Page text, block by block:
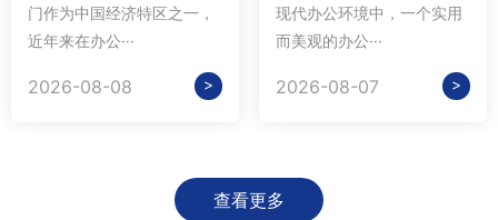
门作为中国经济特区之一，
近年来在办公···
2026-08-08 >
现代办公环境中，一个实用
而美观的办公···
2026-08-07 >
查看更多